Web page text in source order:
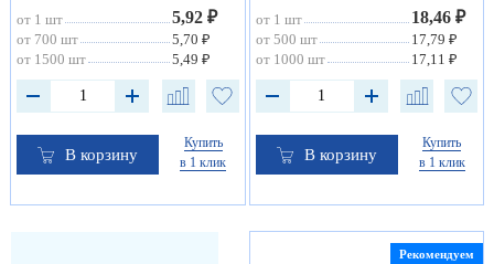
от 1 шт 5,92 ₽
от 700 шт
5,70 ₽
от 1500 шт
5,49 ₽
В корзину
Купить
в 1 клик
от 1 шт 18,46 ₽
от 500 шт
17,79 ₽
от 1000 шт
17,11 ₽
В корзину
Купить
в 1 клик
Рекомендуем